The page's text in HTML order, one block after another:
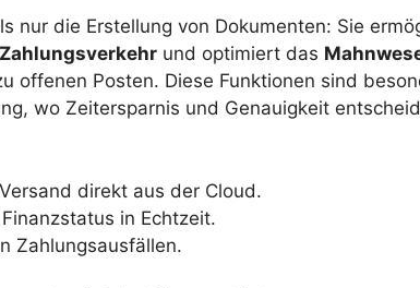
nur die Erstellung von Dokumenten: Sie
Zahlungsverkehr und optimiert das
offenen Posten. Diese Funktionen sind
wo Zeitersparnis und Genauigkeit
direkt aus der Cloud.
in Echtzeit.
Zahlungsausfällen.